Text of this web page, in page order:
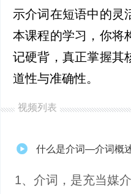
示介词在短语中的灵
本课程的学习，你将
记硬背，真正掌握其
道性与准确性。
视频列表
什么是介词—介词概
1、介词，是充当媒